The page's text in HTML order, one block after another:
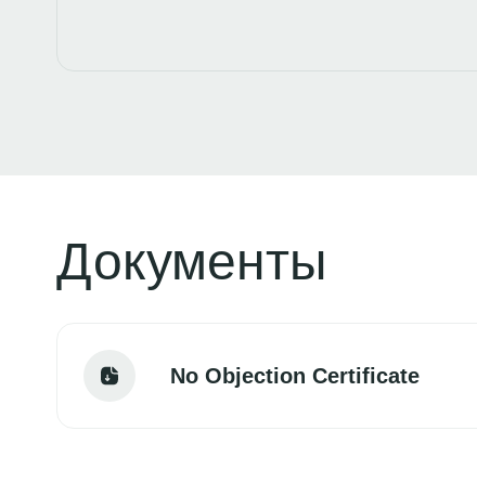
Документы
No Objection Certificate